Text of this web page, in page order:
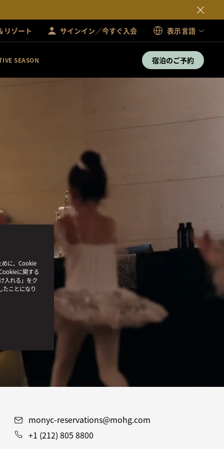
リゾート サインイン／今すぐ入会 表示言語
SEASON 宿泊のご予約
monyc-reservations@mohg.com
+1 (212) 805 8800
めに、Cookie
に関する
入れる」をク
たことになり